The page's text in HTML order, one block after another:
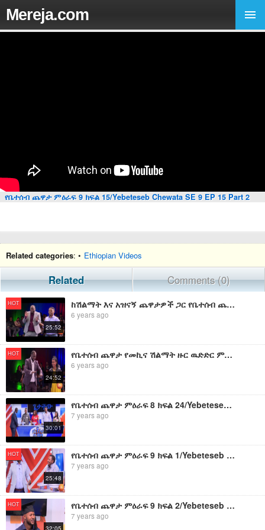
Mereja.com
የቤተሰብ ጨዋታ ምዕራፍ 9 ክፍል 15/Yebeteseb Chewata SE 9 EP 15 Part 2
Related categories: • Ethiopian Videos
Related Comments (0)
HOT
25:52
ከሽልማት እና አዝናኝ ጨዋታዎች ጋር የቤተሰብ ጨዋታ ምዕራፍ 9 ክፍል 15/Yebeteseb Chewata SE 9 EP 15 Part 1
6 years ago
HOT
24:52
የቤተሰብ ጨዋታ የመኪና ሽልማት ዙር ዉድድር ምዕራፍ 9 ክፍል 19 ክፍል 1 /Yebeteseb Chewata SE 9 EP 19 Part 2
6 years ago
30:01
የቤተሰብ ጨዋታ ምዕራፍ 8 ክፍል 24/Yebeteseb Chewata SE 8 EP 24
7 years ago
HOT
25:48
የቤተሰብ ጨዋታ ምዕራፍ 9 ክፍል 1/Yebeteseb Chewata SE 9 EP 1
7 years ago
HOT
32:05
የቤተሰብ ጨዋታ ምዕራፍ 9 ክፍል 2/Yebeteseb Chewata SE 9 EP 2
7 years ago